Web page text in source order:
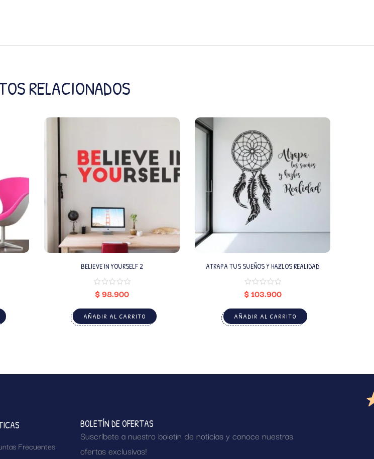
RELACIONADOS
BELIEVE IN YOURSELF 2
$98.900
AÑADIR AL CARRITO
ATRAPA TUS SUEÑOS Y HAZLOS REALIDAD
$103.900
AÑADIR AL CARRITO
Frecuentes
BOLETÍN DE OFERTAS
Suscríbete a nuestro boletín de noticias y conoce nuestras
ofertas exclusivas!